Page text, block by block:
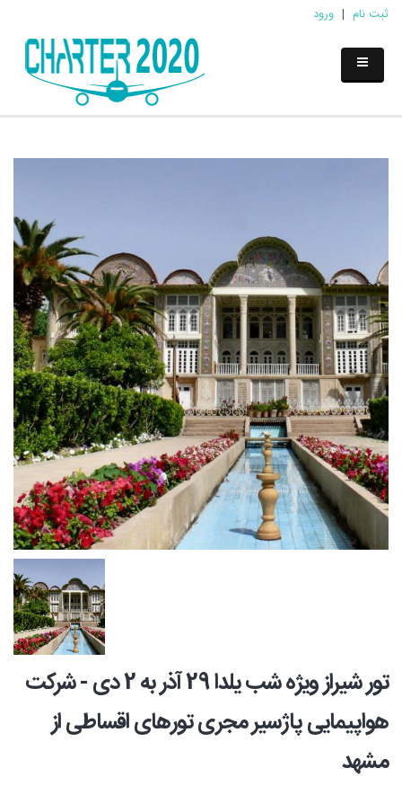
ثبت نام | ورود
تور شیراز ویژه شب یلدا 29 آذر به 2 دی - شرکت
هواپیمایی پاژسیر مجری تورهای اقساطی از
مشهد